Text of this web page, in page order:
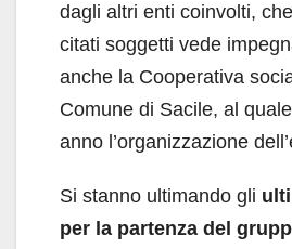
dagli altri enti coinvolti,
citati soggetti vede
anche la Cooperativa
Comune di Sacile, al
anno l’organizzazione
Si stanno ultimando gli
per la partenza del